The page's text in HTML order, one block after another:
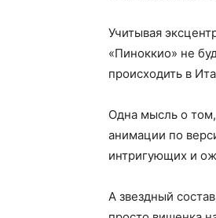
Учитывая
«Пиноккио» не
происходить в
Одна мысль о
анимации по
интригующих и
А звездный